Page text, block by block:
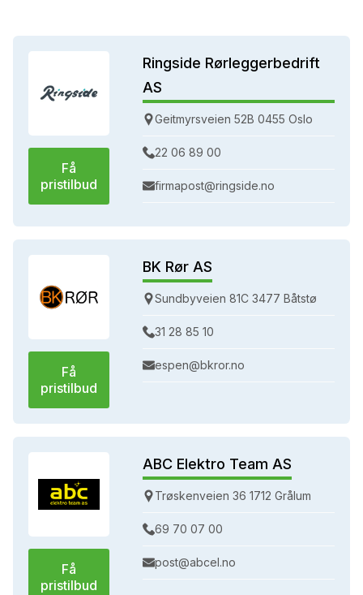
Få
pristilbud
Ringside Rørleggerbedrift
AS
Geitmyrsveien 52B 0455 Oslo
22 06 89 00
firmapost@ringside.no
Få
pristilbud
BK Rør AS
Sundbyveien 81C 3477 Båtstø
31 28 85 10
espen@bkror.no
Få
pristilbud
ABC Elektro Team AS
Trøskenveien 36 1712 Grålum
69 70 07 00
post@abcel.no